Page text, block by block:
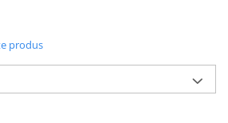
instant poate fi folosită și acasă și
cu apă.
ambalată în pungi de 1 kg iar baxul
produs